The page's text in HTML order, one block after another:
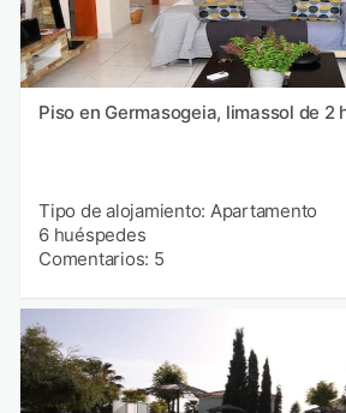
Piso en Germasogeia, limassol de 2
Tipo de alojamiento: Apartamento
6 huéspedes
Comentarios: 5